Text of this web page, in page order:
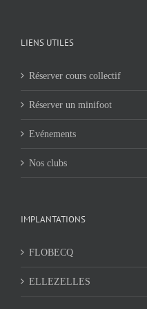
LIENS UTILES
Réserver cours collectif
Réserver un minifoot
Evénements
Nos clubs
IMPLANTATIONS
FLOBECQ
ELLEZELLES